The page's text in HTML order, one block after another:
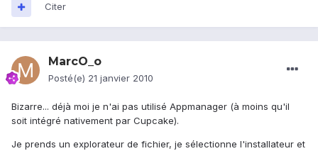
Citer
MarcO_o
Posté(e) 21 janvier 2010
Bizarre... déjà moi je n'ai pas utilisé Appmanager (à moins qu'il
soit intégré nativement par Cupcake).
Je prends un explorateur de fichier, je sélectionne l'installateur et